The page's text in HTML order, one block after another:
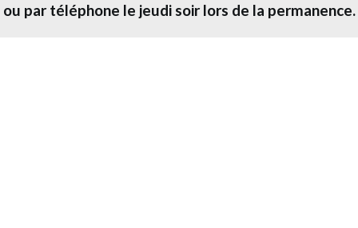
ou par téléphone le jeudi soir lors de la permanence.